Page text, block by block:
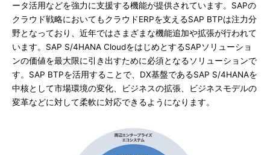
ータ活用などを強力に支援する機能が提供されています。SAPの
クラウド戦略においてもクラウドERPを支えるSAP BTPは注力分
野となっており、近年ではさまざまな機能追加や拡張が行われて
います。SAP S/4HANA CloudをはじめとするSAPソリューショ
ンの価値を最大限に引き出すために必須となるソリューションで
す。SAP BTPを活用することで、DX基盤であるSAP S/4HANAを
中核として市場環境の変化、ビジネスの拡張、ビジネスモデルの
変革などに対して柔軟に対応できるようになります。